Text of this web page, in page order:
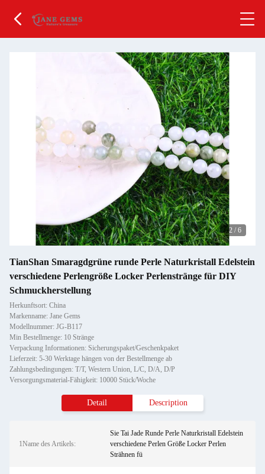
2 / 6
TianShan Smaragdgrüne runde Perle Naturkristall Edelstein
verschiedene Perlengröße Locker Perlenstränge für DIY
Schmuckherstellung
Herkunftsort: China
Markenname: Jane Gems
Modellnummer: JG-B117
Min Bestellmenge: 10 Stränge
Verpackung Informationen: Sicherungspaket/Geschenkpaket
Lieferzeit: 5-30 Werktage hängen von der Bestellmenge ab
Zahlungsbedingungen: T/T, Western Union, L/C, D/A, D/P
Versorgungsmaterial-Fähigkeit: 10000 Stück/Woche
Detail Description
1Name des Artikels:
Sie Tai Jade Runde Perle Naturkristall Edelstein
verschiedene Perlen Größe Locker Perlen
Strähnen fü